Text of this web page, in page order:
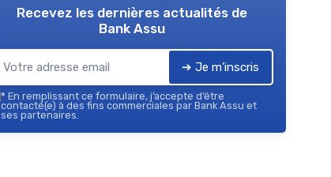
Recevez les dernières actualités de
Bank Assu
➔ Je m'inscris
* En remplissant ce formulaire, j’accepte d’être
contacté(e) à des fins commerciales par Bank Assu et
ses partenaires.